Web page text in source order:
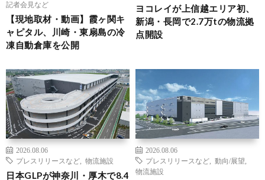
記者会見など
【現地取材・動画】霞ヶ関キ
ャピタル、川崎・東扇島の冷
凍自動倉庫を公開
ヨコレイが上信越エリア初、
新潟・長岡で2.7万tの物流拠
点開設
2026.08.06
プレスリリースなど
物流施設
日本GLPが神奈川・厚木で8.4
2026.08.06
プレスリリースなど
動向/展望
物流施設